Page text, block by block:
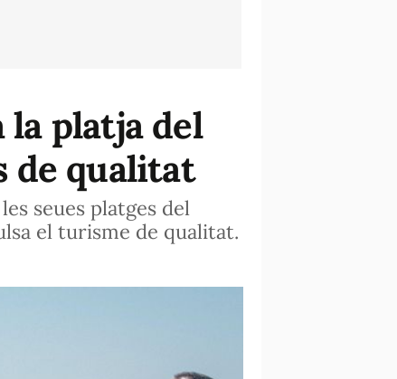
la platja del
de qualitat
seues platges del
el turisme de qualitat.